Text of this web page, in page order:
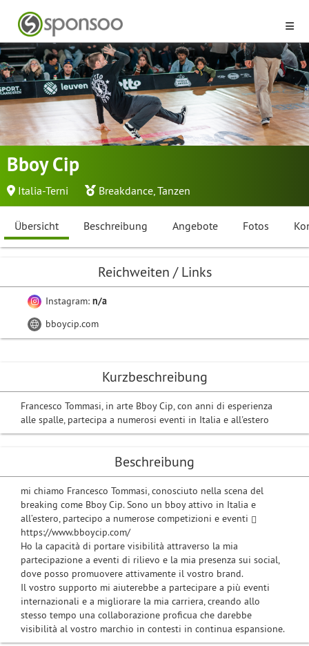
Bboy Cip
Italia-Terni Breakdance,Tanzen
Übersicht Beschreibung Angebote Fotos
Kurzbeschreibung
Francesco Tommasi, in arte Bboy Cip, con anni di esperienza
alle spalle, partecipa a numerosi eventi in Italia e all'estero
Beschreibung
mi chiamo Francesco Tommasi, conosciuto nella scena del
breaking come Bboy Cip. Sono un bboy attivo in Italia e
all’estero, partecipo a numerose competizioni e eventi
https://www.bboycip.com/
Ho la capacità di portare visibilità attraverso la mia
partecipazione a eventi di rilievo e la mia presenza sui social,
dove posso promuovere attivamente il vostro brand.
Il vostro supporto mi aiuterebbe a partecipare a più eventi
internazionali e a migliorare la mia carriera, creando allo
stesso tempo una collaborazione proficua che darebbe
visibilità al vostro marchio in contesti in continua espansione.
Reichweiten / Links
Instagram: n/a
bboycip.com